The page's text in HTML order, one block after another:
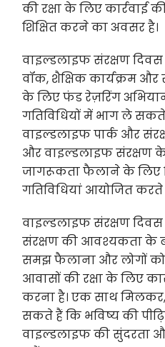
की रक्षा के लिए
शिक्षित करने का अवसर है।
वाइल्डलाइफ संरक्षण
वॉक, शैक्षिक कार्यक्रम और
के लिए फंड रेज़रिंग
गतिविधियों में भाग ले सकते
वाइल्डलाइफ पार्क और
और वाइल्डलाइफ संरक्षण
जागरूकता फैलाने के लिए
गतिविधियां आयोजित करते
वाइल्डलाइफ संरक्षण
संरक्षण की आवश्यकता के
समझ फैलाना और लोगों
आवासों की रक्षा के लिए
करना है। एक साथ
सकते हैं कि भविष्य की
वाइल्डलाइफ की सुंदरता